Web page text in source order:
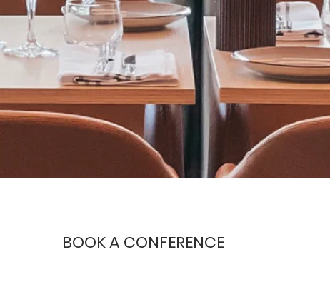
BOOK A CONFERENCE